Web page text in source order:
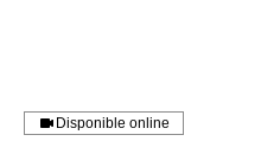
Disponible online